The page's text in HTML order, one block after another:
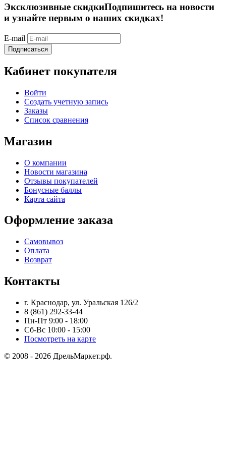
Эксклюзивные скидкиПодпишитесь на новости
и узнайте первым о наших скидках!
E-mail
Подписаться
Кабинет покупателя
Войти
Создать учетную запись
Заказы
Список сравнения
Магазин
О компании
Новости магазина
Отзывы покупателей
Бонусные баллы
Карта сайта
Оформление заказа
Самовывоз
Оплата
Возврат
Контакты
г. Краснодар, ул. Уральская 126/2
8 (861) 292-33-44
Пн-Пт 9:00 - 18:00
Сб-Вс 10:00 - 15:00
Посмотреть на карте
© 2008 - 2026 ДрельМаркет.рф.